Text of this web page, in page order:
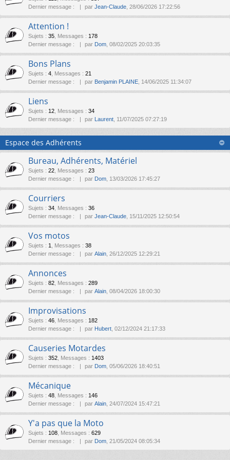
Dernier message :
par Jean-Claude , 28/06/2026 17:22:56
Attention !
Sujets : 35 Messages : 178
Dernier message :
par Dom , 08/02/2025 20:03:35
Bons Plans
Sujets : 4 Messages : 21
Dernier message :
par Benjamin PLAINE , 14/06/2025 11:34:07
Liens
Sujets : 12 Messages : 34
Dernier message :
par Laurent , 11/07/2025 07:27:19
Espace des Adhérents
Bureau, Adhérents, Matériel
Sujets : 22 Messages : 23
Dernier message :
par Dom , 13/03/2026 17:45:27
Courriers
Sujets : 34 Messages : 36
Dernier message :
par Jean-Claude , 15/11/2025 12:50:54
Vos motos
Sujets : 1 Messages : 38
Dernier message :
par Alain , 26/12/2025 12:29:21
Annonces
Sujets : 82 Messages : 289
Dernier message :
par Alain , 08/04/2026 18:00:30
Improvisations
Sujets : 46 Messages : 182
Dernier message :
par Hubert , 02/12/2024 21:17:33
Causeries Motardes
Sujets : 352 Messages : 1403
Dernier message :
par Dom , 05/06/2026 18:40:51
Mécanique
Sujets : 48 Messages : 146
Dernier message :
par Alain , 24/07/2024 15:47:21
Y'a pas que la Moto
Sujets : 108 Messages : 629
Dernier message :
par Dom , 21/05/2024 08:05:34